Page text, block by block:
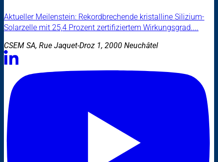
Aktueller Meilenstein: Rekordbrechende kristalline Silizium-
Solarzelle mit 25,4 Prozent zertifiziertem Wirkungsgrad....
CSEM SA, Rue Jaquet-Droz 1, 2000 Neuchâtel